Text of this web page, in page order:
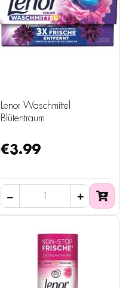
Lenor Waschmittel
Blütentraum
€3.99